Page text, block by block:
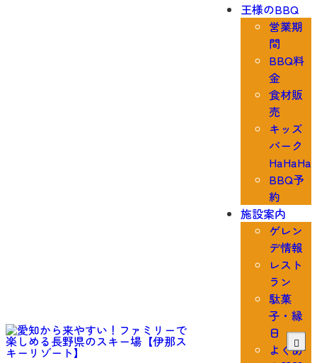
王様のBBQ
営業期
間
BBQ料
金
食材販
売
キッズ
パーク
HaHaHa
BBQ予
約
施設案内
ゲレン
デ情報
レスト
ラン
駄菓
子・縁
日
よくあ